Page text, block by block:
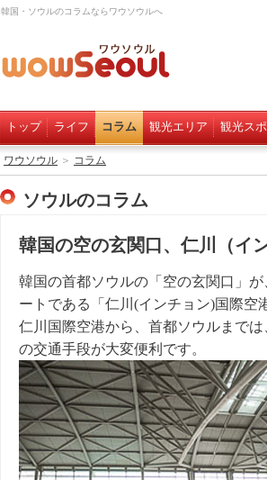
韓国・ソウルのコラムならワウソウルへ
トップ ライフ コラム 観光エリア 観光ス
ワウソウル ＞ コラム
ソウルのコラム
韓国の空の玄関口、仁川（イ
韓国の首都ソウルの「空の玄関口」
ートである「仁川(インチョン)国際空
仁川国際空港から、首都ソウルまで
の交通手段が大変便利です。